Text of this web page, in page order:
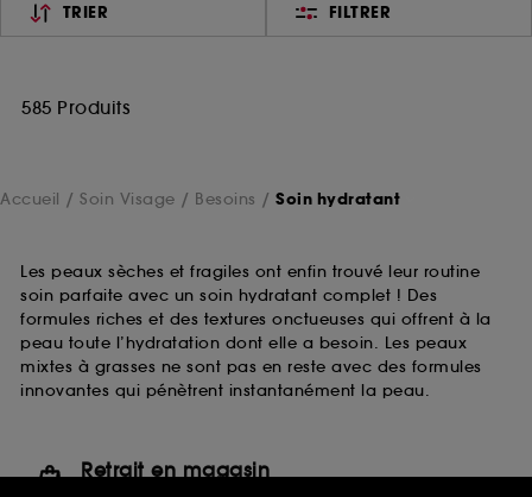
TRIER FILTRER
585 Produits
Accueil Soin Visage Besoins Soin hydratant
Les peaux sèches et fragiles ont enfin trouvé leur routine
soin parfaite avec un soin hydratant complet ! Des
formules riches et des textures onctueuses qui offrent à la
peau toute l’hydratation dont elle a besoin. Les peaux
mixtes à grasses ne sont pas en reste avec des formules
innovantes qui pénètrent instantanément la peau.
Retrait en magasin